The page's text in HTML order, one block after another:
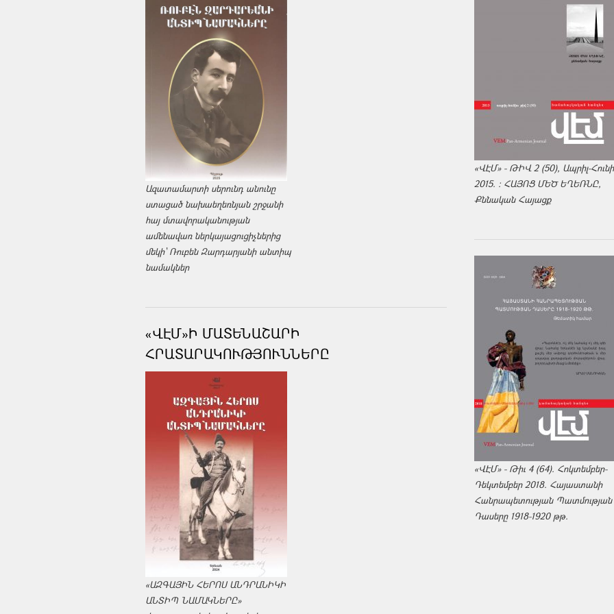
Ազատամարտի սերունդ անունը
ստացած նախաեղեռնյան շրջանի
հայ մտավորականության
ամենավառ ներկայացուցիչներից
մեկի՝ Ռուբեն Զարդարյանի անտիպ
նամակներ
«ՎԷՄ»Ի ՄԱՏԵՆԱՇԱՐԻ
ՀՐԱՏԱՐԱԿՈՒԹՅՈՒՆՆԵՐԸ
«ԱԶԳԱՅԻՆ ՀԵՐՈՍ ԱՆԴՐԱՆԻԿԻ
ԱՆՏԻՊ ՆԱՄԱԿՆԵՐԸ»
«ՎԷՄ» - ԹԻՎ 2 (50), Ապրիլ-
2015. : ՀԱՅՈՑ ՄԵԾ ԵՂԵՌՆԸ,
Քննական Հայացք
«ՎԷՄ» - Թիւ 4 (64). Հոկտեմբեր-
Դեկտեմբեր 2018. Հայաստանի
Հանրապետության Պատմության
Դասերը 1918-1920 թթ.